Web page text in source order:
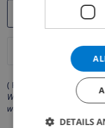
( Felder mit Sternchen
Wir respektieren Ihre
werden zu keiner Zeit an
DETAILS